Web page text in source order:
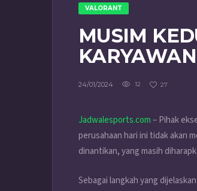
VALORANT
MUSIM
24/01/2024 12 27
Jadwalesports.com– Pihak
perusahaan hari ini tidak akan
dinantikan, yang masih
Sebagai langkah yang